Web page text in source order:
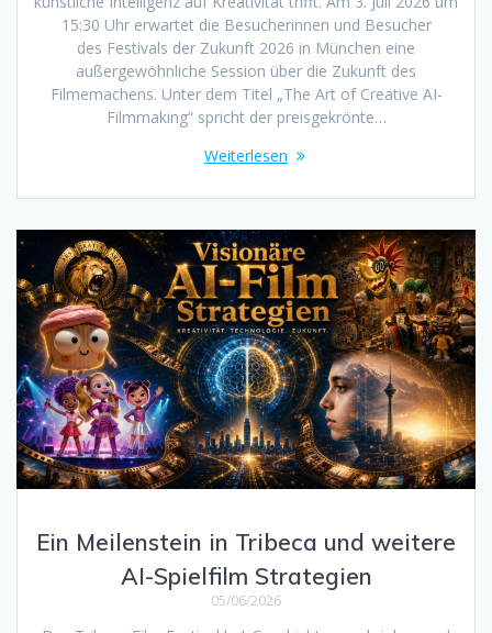
15:30 Uhr erwartet die Besucherinnen und Besucher
des Festivals der Zukunft 2026 in München eine
außergewöhnliche Session über die Zukunft des
Filmemachens. Unter dem Titel „The Art of Creative AI-
Filmmaking“ spricht der preisgekrönte…
Weiterlesen
Ein Meilenstein in Tribeca und weitere
AI-Spielfilm Strategien
05/06/2026